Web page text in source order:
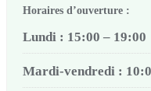
Horaires d’ouverture :
Lundi : 15:00 – 19:00
Mardi-vendredi :